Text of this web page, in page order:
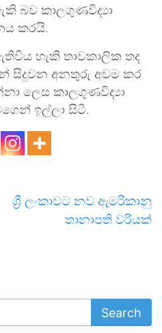
බව කාලගුණවිද්‍යා
කරයි.
හැකි තාවකාලික තද
සිදුවන අනතුරු අවම කර
ලෙස කාලගුණවිද්‍යා
ඉල්ලා සිටී.
ශ්‍රී ලංකාවට නව ඇමරිකානු
තානාපති වරියක්